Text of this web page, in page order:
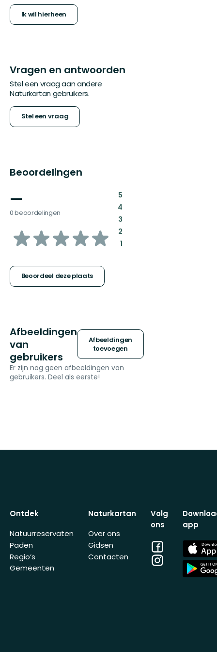
Ik wil hierheen
Vragen en antwoorden
Stel een vraag aan andere
Naturkartan gebruikers.
Stel een vraag
Beoordelingen
—
0 beoordelingen
van
sterren
Beoordeel deze plaats
5:
4:
3:
2:
1:
Afbeeldingen
van
gebruikers
Afbeeldingen
toevoegen
Er zijn nog geen afbeeldingen van
gebruikers. Deel als eerste!
Ontdek
Natuurreservaten
Paden
Regio’s
Gemeenten
Naturkartan
Over ons
Gidsen
Contacten
Volg
ons
Facebook
Instagram
app
App
Store
App
Store